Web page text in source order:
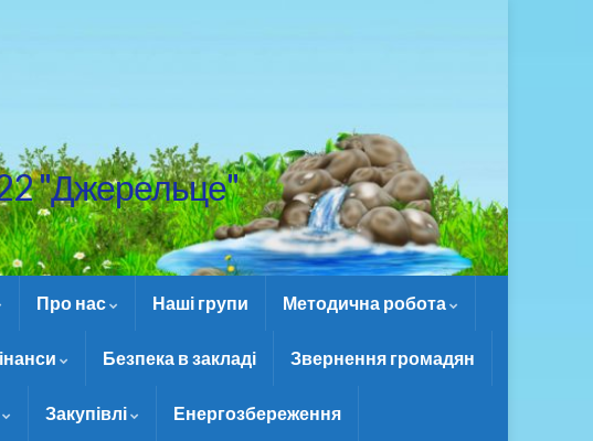
"Джерельце"
Про нас Наші групи Методична робота
Безпека в закладі Звернення громадян
Закупівлі Енергозбереження